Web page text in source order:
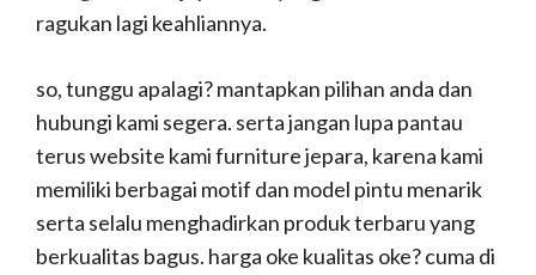
ragukan lagi keahliannya.
so, tunggu apalagi? mantapkan pilihan anda dan
hubungi kami segera. serta jangan lupa pantau
terus website kami furniture jepara, karena kami
memiliki berbagai motif dan model pintu menarik
serta selalu menghadirkan produk terbaru yang
berkualitas bagus. harga oke kualitas oke? cuma di